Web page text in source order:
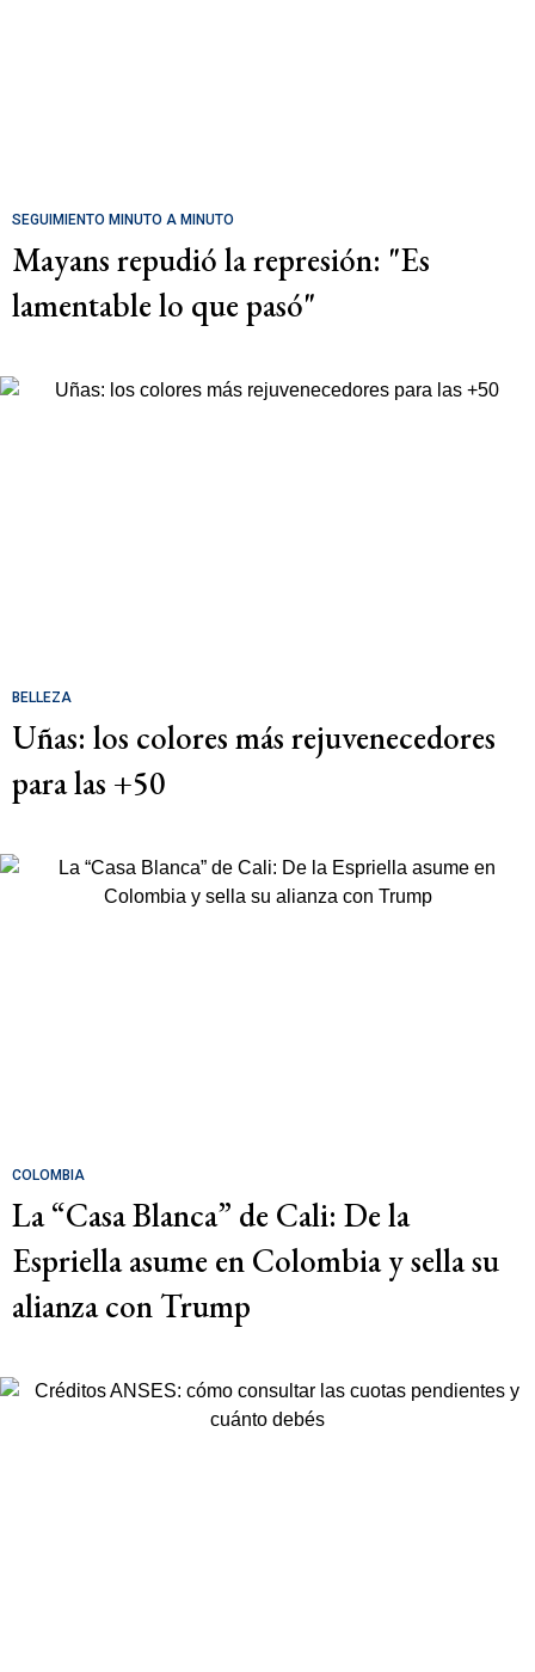
SEGUIMIENTO MINUTO A MINUTO
Mayans repudió la represión: "Es
lamentable lo que pasó"
BELLEZA
Uñas: los colores más rejuvenecedores
para las +50
COLOMBIA
La “Casa Blanca” de Cali: De la
Espriella asume en Colombia y sella su
alianza con Trump